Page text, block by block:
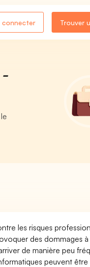
connecter Trouver
les risques
des dommages
de manière peu
peuvent